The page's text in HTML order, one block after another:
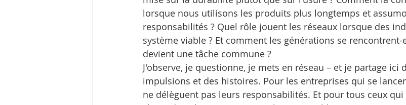
lorsque nous utilisons les produits plus longtemps et
responsabilités ? Quel rôle jouent les réseaux lorsque des
système viable ? Et comment les générations se
devient une tâche commune ?
J'observe, je questionne, je mets en réseau – et je partage ici
impulsions et des histoires. Pour les entreprises qui se
ne délèguent pas leurs responsabilités. Et pour tous ceux